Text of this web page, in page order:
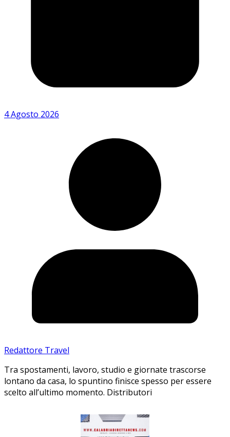
4 Agosto 2026
Redattore Travel
Tra spostamenti, lavoro, studio e giornate trascorse
lontano da casa, lo spuntino finisce spesso per essere
scelto all’ultimo momento. Distributori